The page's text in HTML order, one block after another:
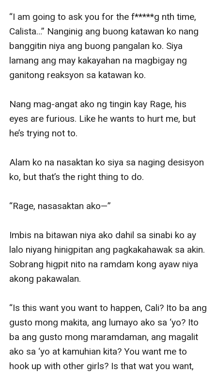
“I am going to ask you for the f*****g nth time,
Calista…” Nanginig ang buong katawan ko nang
banggitin niya ang buong pangalan ko. Siya
lamang ang may kakayahan na magbigay ng
ganitong reaksyon sa katawan ko.
Nang mag-angat ako ng tingin kay Rage, his
eyes are furious. Like he wants to hurt me, but
he’s trying not to.
Alam ko na nasaktan ko siya sa naging desisyon
ko, but that’s the right thing to do.
“Rage, nasasaktan ako—”
Imbis na bitawan niya ako dahil sa sinabi ko ay
lalo niyang hinigpitan ang pagkakahawak sa akin.
Sobrang higpit nito na ramdam kong ayaw niya
akong pakawalan.
“Is this want you want to happen, Cali? Ito ba ang
gusto mong makita, ang lumayo ako sa ‘yo? Ito
ba ang gusto mong maramdaman, ang magalit
ako sa ‘yo at kamuhian kita? You want me to
hook up with other girls? Is that wat you want,